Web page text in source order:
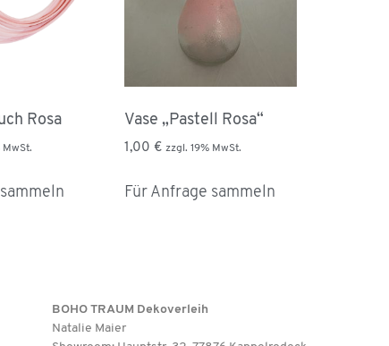
Rosa
MwSt.
Vase „Pastell Rosa“
1,00 € zzgl. 19% MwSt.
Für Anfrage sammeln
BOHO TRAUM Dekoverleih
Natalie Maier